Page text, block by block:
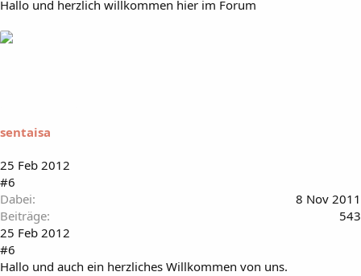
Hallo und herzlich willkommen hier im Forum
sentaisa
25 Feb 2012
#6
Dabei
8 Nov 2011
Beiträge
543
25 Feb 2012
#6
Hallo und auch ein herzliches Willkommen von uns.